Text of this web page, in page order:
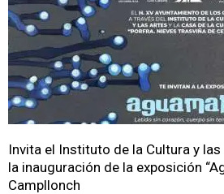
Invita el Instituto de la Cultura y
la inauguración de la exposición
Campllonch